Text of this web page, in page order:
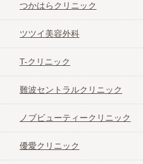
つかはらクリニック
ツツイ美容外科
T-クリニック
難波セントラルクリニック
ノブビューティークリニック
優愛クリニック